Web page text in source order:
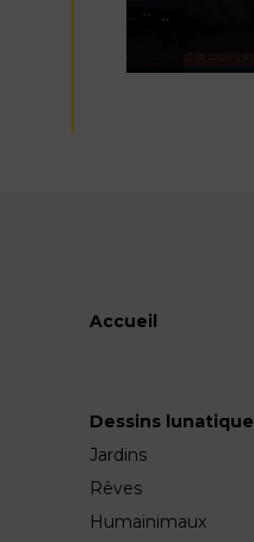
Accueil
Dessins
Jardins
Rêves
Humainimaux